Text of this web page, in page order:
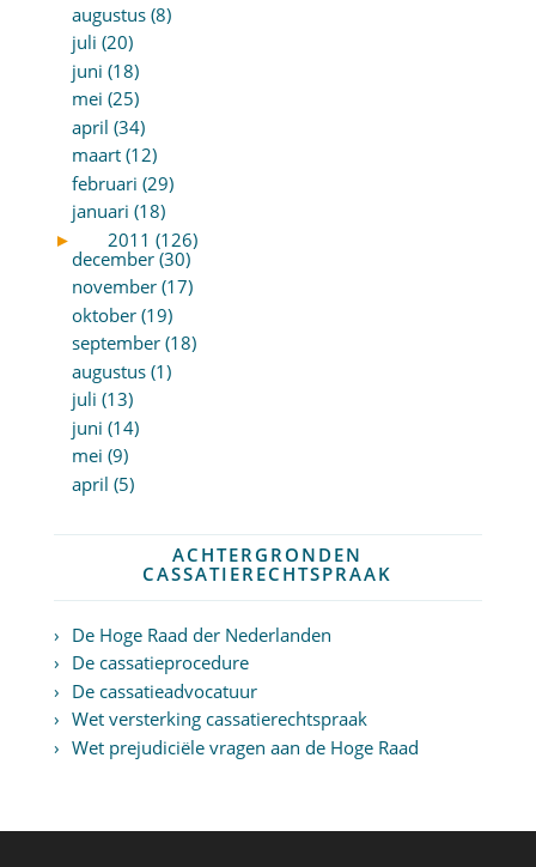
augustus (8)
juli (20)
juni (18)
mei (25)
april (34)
maart (12)
februari (29)
januari (18)
►
2011 (126)
december (30)
november (17)
oktober (19)
september (18)
augustus (1)
juli (13)
juni (14)
mei (9)
april (5)
ACHTERGRONDEN
CASSATIERECHTSPRAAK
De Hoge Raad der Nederlanden
De cassatieprocedure
De cassatieadvocatuur
Wet versterking cassatierechtspraak
Wet prejudiciële vragen aan de Hoge Raad